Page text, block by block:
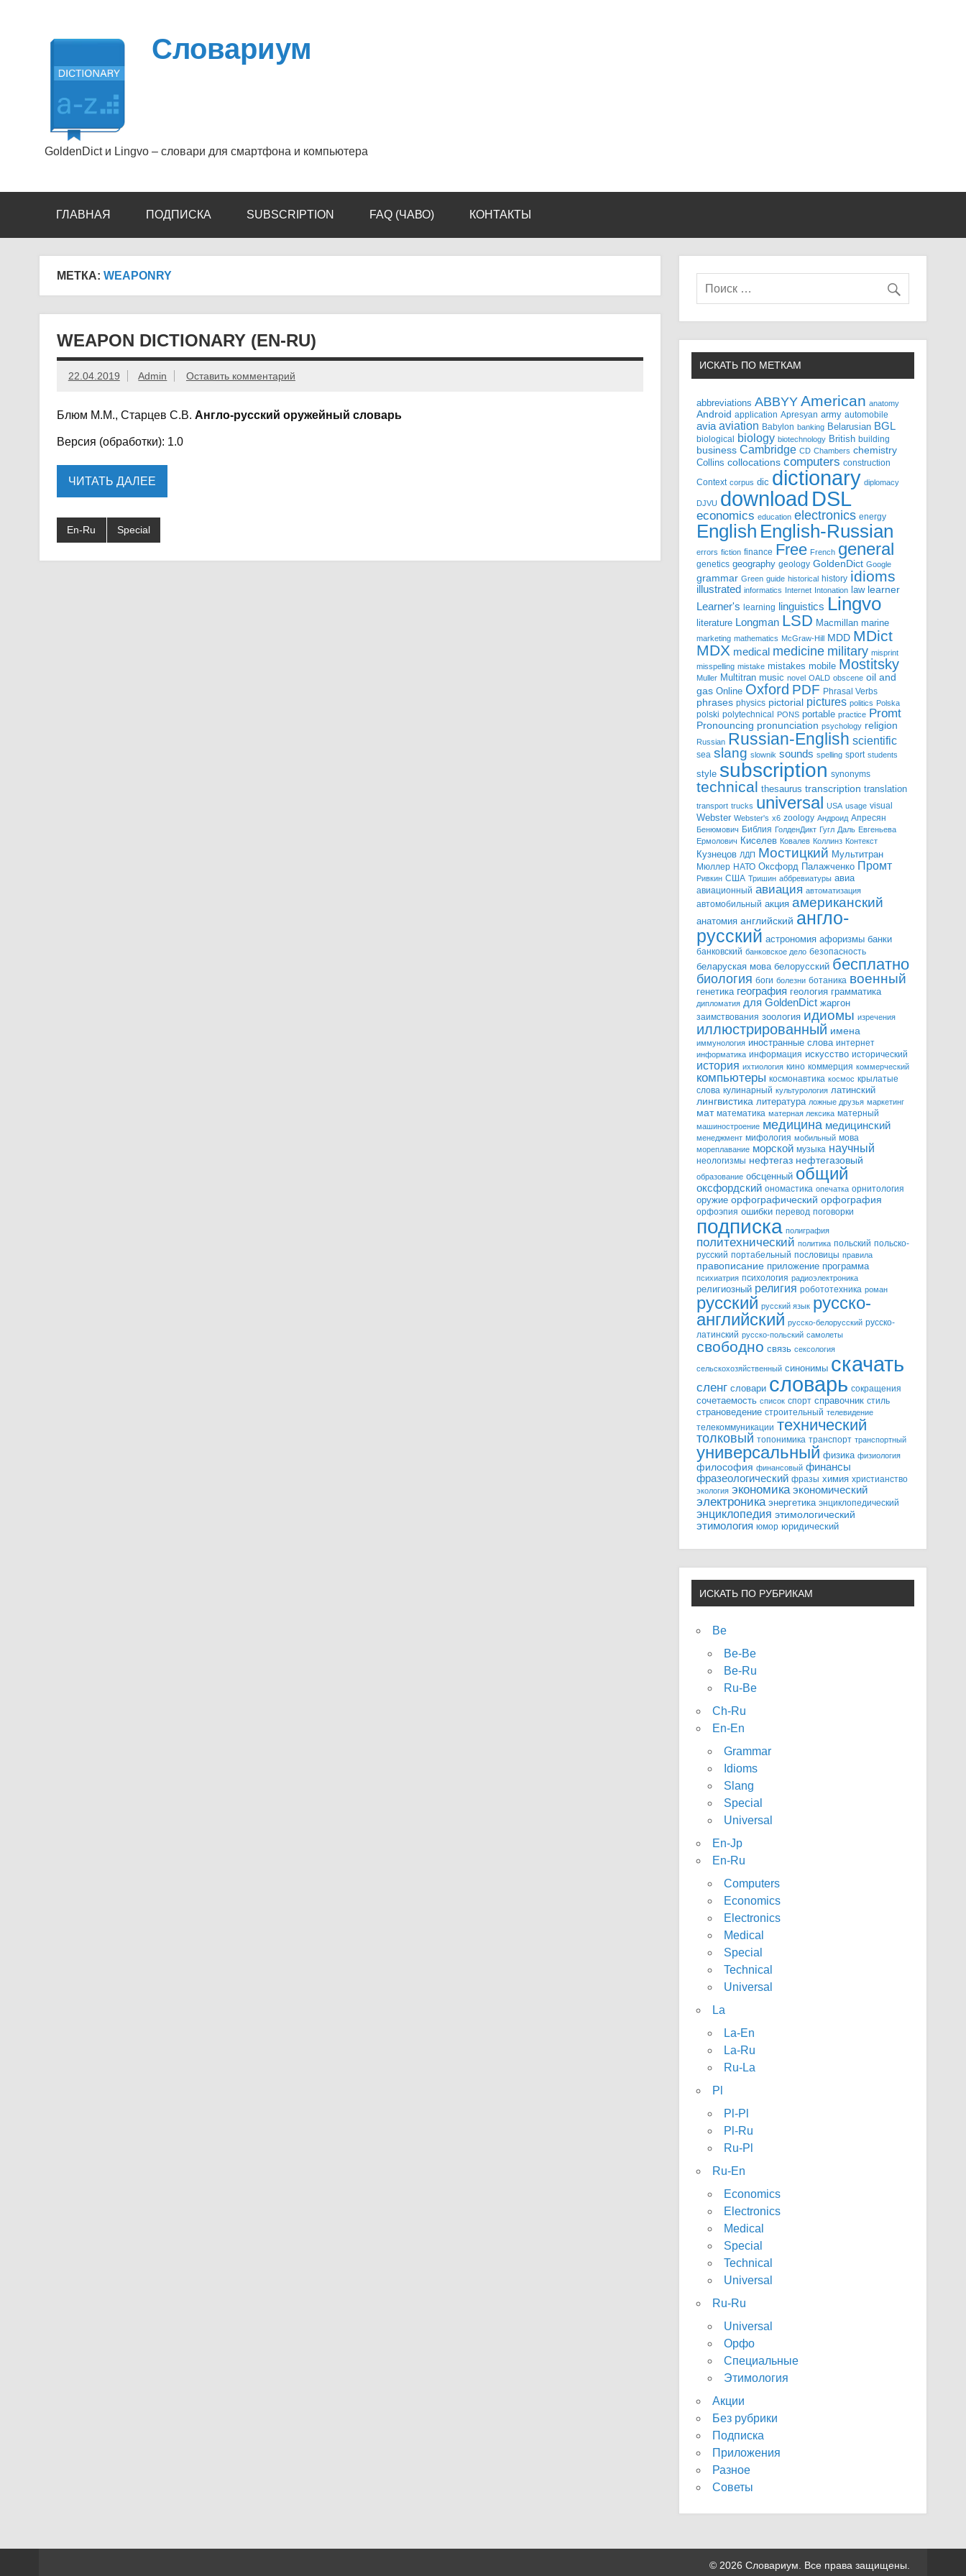
Словариум
GoldenDict и Lingvo – словари для смартфона и компьютера
ГЛАВНАЯ ПОДПИСКА SUBSCRIPTION FAQ (ЧАВО) КОНТАКТЫ
МЕТКА: WEAPONRY
WEAPON DICTIONARY (EN-RU)
22.04.2019 Admin Оставить комментарий
Блюм М.М., Старцев С.В. Англо-русский оружейный словарь
Версия (обработки): 1.0
ЧИТАТЬ ДАЛЕЕ
En-Ru Special
ИСКАТЬ ПО МЕТКАМ
abbreviations ABBYY American anatomy
Android application Apresyan army automobile
avia aviation Babylon banking Belarusian BGL
biological biology biotechnology British building
business Cambridge CD Chambers chemistry
Collins collocations computers construction
Context corpus dic dictionary diplomacy
DJVU download DSL
economics education electronics energy
English English-Russian
errors fiction finance Free French general
genetics geography geology GoldenDict Google
grammar Green guide historical history idioms
illustrated informatics Internet Intonation law learner
Learner's learning linguistics Lingvo
literature Longman LSD Macmillan marine
marketing mathematics McGraw-Hill MDD MDict
MDX medical medicine military misprint
misspelling mistake mistakes mobile Mostitsky
Muller Multitran music novel OALD obscene oil and
gas Online Oxford PDF Phrasal Verbs
phrases physics pictorial pictures politics Polska
polski polytechnical PONS portable practice Promt
Pronouncing pronunciation psychology religion
Russian Russian-English scientific
sea slang slownik sounds spelling sport students
style subscription synonyms
technical thesaurus transcription translation
transport trucks universal USA usage visual
Webster Webster's x6 zoology Андроид Апресян
Бенюмович Библия ГолденДикт Гугл Даль Евгеньева
Ермолович Киселев Ковалев Коллинз Контекст
Кузнецов ЛДП Мостицкий Мультитран
Мюллер НАТО Оксфорд Палажченко Промт
Ривкин США Тришин аббревиатуры авиа
авиационный авиация автоматизация
автомобильный акция американский
анатомия английский англо-
русский астрономия афоризмы банки
банковский банковское дело безопасность
беларуская мова белорусский бесплатно
биология боги болезни ботаника военный
генетика география геология грамматика
дипломатия для GoldenDict жаргон
заимствования зоология идиомы изречения
иллюстрированный имена
иммунология иностранные слова интернет
информатика информация искусство исторический
история ихтиология кино коммерция коммерческий
компьютеры космонавтика космос крылатые
слова кулинарный культурология латинский
лингвистика литература ложные друзья маркетинг
мат математика матерная лексика матерный
машиностроение медицина медицинский
менеджмент мифология мобильный мова
мореплавание морской музыка научный
неологизмы нефтегаз нефтегазовый
образование обсценный общий
оксфордский ономастика опечатка орнитология
оружие орфографический орфография
орфоэпия ошибки перевод поговорки
подписка полиграфия
политехнический политика польский польско-
русский портабельный пословицы правила
правописание приложение программа
психиатрия психология радиоэлектроника
религиозный религия робототехника роман
русский русский язык русско-
английский русско-белорусский русско-
латинский русско-польский самолеты
свободно связь сексология
сельскохозяйственный синонимы скачать
сленг словари словарь сокращения
сочетаемость список спорт справочник стиль
страноведение строительный телевидение
телекоммуникации технический
толковый топонимика транспорт транспортный
универсальный физика физиология
философия финансовый финансы
фразеологический фразы химия христианство
экология экономика экономический
электроника энергетика энциклопедический
энциклопедия этимологический
этимология юмор юридический
ИСКАТЬ ПО РУБРИКАМ
Be
Be-Be
Be-Ru
Ru-Be
Ch-Ru
En-En
Grammar
Idioms
Slang
Special
Universal
En-Jp
En-Ru
Computers
Economics
Electronics
Medical
Special
Technical
Universal
La
La-En
La-Ru
Ru-La
Pl
Pl-Pl
Pl-Ru
Ru-Pl
Ru-En
Economics
Electronics
Medical
Special
Technical
Universal
Ru-Ru
Universal
Орфо
Специальные
Этимология
Акции
Без рубрики
Подписка
Приложения
Разное
Советы
© 2026 Словариум. Все права защищены.